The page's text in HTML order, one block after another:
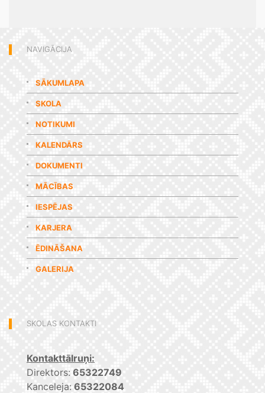
NAVIGĀCIJA
SĀKUMLAPA
SKOLA
NOTIKUMI
KALENDĀRS
DOKUMENTI
MĀCĪBAS
IESPĒJAS
KARJERA
ĒDINĀŠANA
GALERIJA
SKOLAS KONTAKTI
Kontakttālruņi:
Direktors: 65322749
Kanceleja: 65322084